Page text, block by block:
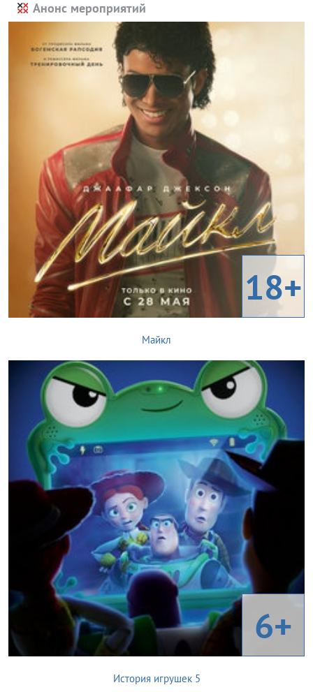
Анонс мероприятий
18+
Майкл
6+
История игрушек 5